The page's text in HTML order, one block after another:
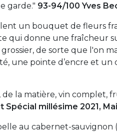
garde." 93-94/100 Yves
un bouquet de fleurs
qui donne une fraîcheur
de sorte que l'on
une pointe d’encre et un
la matière, vin complet,
Spécial millésime 2021,
au cabernet-sauvignon